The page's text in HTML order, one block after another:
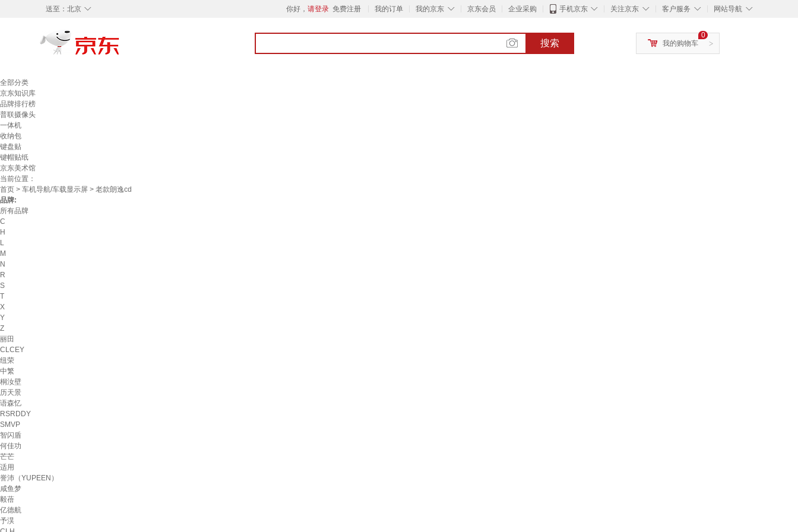
◇
送至： 北京 你好， 请登录 免费注册 我的订单 ◇
我的京东 京东会员 企业采购 ◇
手机京东 ◇
关注京东 ◇
客户服务 ◇
网站导航
搜索 >
0
我的购物车
全部分类
京东知识库
品牌排行榜
普联摄像头
一体机
收纳包
键盘贴
键帽贴纸
京东美术馆
当前位置：
首页 > 车机导航/车载显示屏 > 老款朗逸cd
品牌:
所有品牌
C
H
L
M
N
R
S
T
X
Y
Z
丽田
CLCEY
纽荣
中繁
桐汝壁
历天景
语森忆
RSRDDY
SMVP
智闪盾
何佳功
芒芒
适用
誉沛（YUPEEN）
咸鱼梦
毅蓓
亿德航
予淏